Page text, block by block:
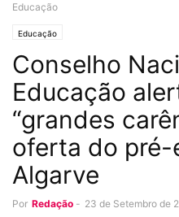
Educação
Educação
Conselho
Educação
“grandes
oferta do pré-
Algarve
Por Redação - 23 de Setembro de